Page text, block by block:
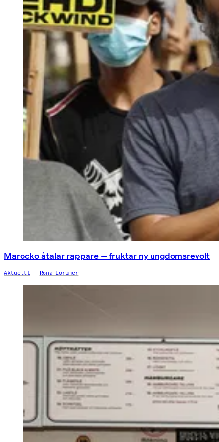
Marocko åtalar rappare – fruktar ny ungdomsrevolt
Aktuellt Rona Lorimer